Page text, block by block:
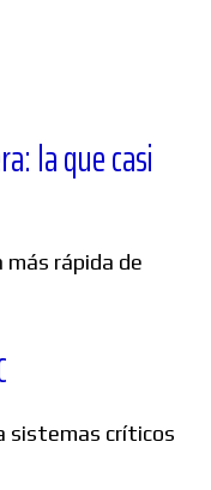
la que casi
más rápida de
sistemas críticos